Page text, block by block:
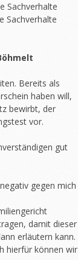
Sachverhalte
Sachverhalte
Bereits als
haben will,
bewirbt, der
vor.
gut
gegen mich
damit dieser
erläutern kann.
hierfür können wir